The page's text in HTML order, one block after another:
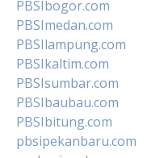
PBSIbogor.com
PBSImedan.com
PBSIlampung.com
PBSIkaltim.com
PBSIsumbar.com
PBSIbaubau.com
PBSIbitung.com
pbsipekanbaru.com